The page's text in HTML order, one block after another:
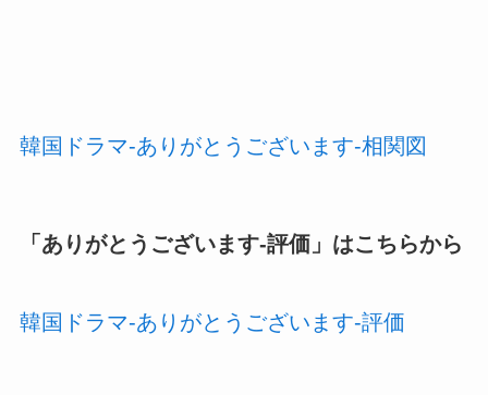
韓国ドラマ-ありがとうございます-相関図
「 ありがとうございます-評価」はこちらから
韓国ドラマ-ありがとうございます-評価